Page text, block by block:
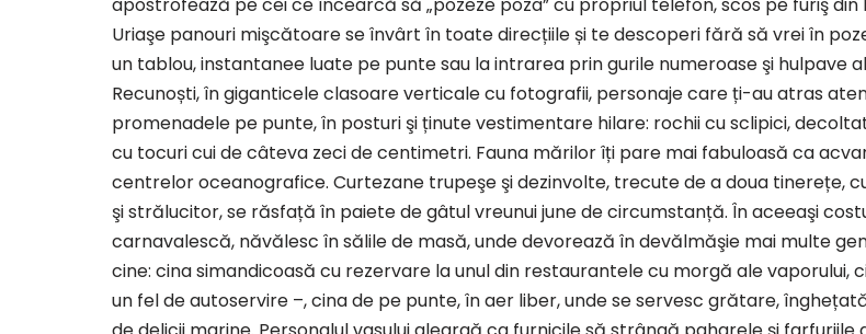
Uriaşe panouri mişcătoare se învârt în toate direcțiile și te descoperi fără să vrei în
un tablou, instantanee luate pe punte sau la intrarea prin gurile numeroase şi hulpave
Recunoști, în giganticele clasoare verticale cu fotografii, personaje care ți-au atras
promenadele pe punte, în posturi şi ținute vestimentare hilare: rochii cu sclipici,
cu tocuri cui de câteva zeci de centimetri. Fauna mărilor îți pare mai fabuloasă ca
centrelor oceanografice. Curtezane trupeşe şi dezinvolte, trecute de a doua tinerețe,
şi strălucitor, se răsfață în paiete de gâtul vreunui june de circumstanță. În aceeaşi
carnavalescă, năvălesc în sălile de masă, unde devorează în devălmăşie mai multe
cine: cina simandicoasă cu rezervare la unul din restaurantele cu morgă ale vaporului,
un fel de autoservire –, cina de pe punte, în aer liber, unde se servesc grătare,